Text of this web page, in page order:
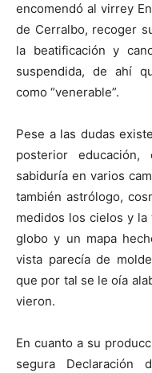
encomendó al virrey
de Cerralbo, recoger
la beatificación y
suspendida, de ahí
como “venerable”.
Pese a las dudas
posterior
sabiduría en varios
también astrólogo,
medidos los cielos y la
globo y un mapa
vista parecía de
que por tal se le oía
vieron.
En cuanto a su
segura Declaración